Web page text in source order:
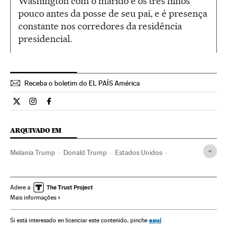
pouco antes da posse de seu pai, e é presença
constante nos corredores da residência
presidencial.
Receba o boletim do EL PAÍS América
Estilo El País Brasil en Twitter
Estilo El País Brasil en Instagram
Estilo El País Brasil en Facebook
ARQUIVADO EM
Melania Trump Donald Trump Estados Unidos
América Latina América
Adere a
Mais informações
Si está interesado en licenciar este contenido, pinche aquí